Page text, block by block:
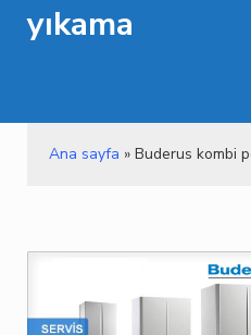
yıkama
Ana sayfa » Buderus kombi